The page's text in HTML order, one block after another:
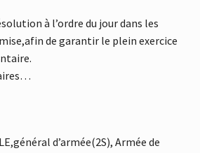
à l’ordre du jour dans les
de garantir le plein exercice
d’armée(2S), Armée de